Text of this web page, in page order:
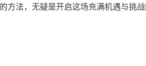
法，无疑是开启这场充满机遇与挑